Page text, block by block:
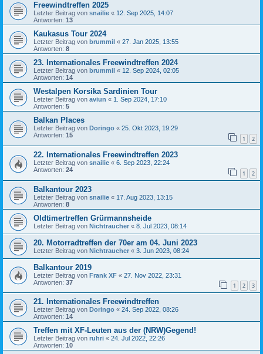
Freewindtreffen 2025
Letzter Beitrag von snailie « 12. Sep 2025, 14:07
Antworten: 13
Kaukasus Tour 2024
Letzter Beitrag von brummil « 27. Jan 2025, 13:55
Antworten: 8
23. Internationales Freewindtreffen 2024
Letzter Beitrag von brummil « 12. Sep 2024, 02:05
Antworten: 14
Westalpen Korsika Sardinien Tour
Letzter Beitrag von aviun « 1. Sep 2024, 17:10
Antworten: 5
Balkan Places
Letzter Beitrag von Doringo « 25. Okt 2023, 19:29
Antworten: 15 1 2
22. Internationales Freewindtreffen 2023
Letzter Beitrag von snailie « 6. Sep 2023, 22:24
Antworten: 24 1 2
Balkantour 2023
Letzter Beitrag von snailie « 17. Aug 2023, 13:15
Antworten: 8
Oldtimertreffen Grürmannsheide
Letzter Beitrag von Nichtraucher « 8. Jul 2023, 08:14
20. Motorradtreffen der 70er am 04. Juni 2023
Letzter Beitrag von Nichtraucher « 3. Jun 2023, 08:24
Balkantour 2019
Letzter Beitrag von Frank XF « 27. Nov 2022, 23:31
Antworten: 37 1 2 3
21. Internationales Freewindtreffen
Letzter Beitrag von Doringo « 24. Sep 2022, 08:26
Antworten: 14
Treffen mit XF-Leuten aus der (NRW)Gegend!
Letzter Beitrag von ruhri « 24. Jul 2022, 22:26
Antworten: 10